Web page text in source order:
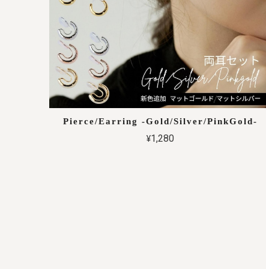
Pierce/Earring -Gold/Silver/PinkGold-
¥1,280